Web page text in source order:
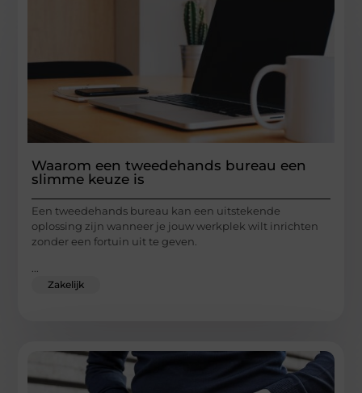
Waarom een tweedehands bureau een
slimme keuze is
Een tweedehands bureau kan een uitstekende
oplossing zijn wanneer je jouw werkplek wilt inrichten
zonder een fortuin uit te geven.
...
Zakelijk